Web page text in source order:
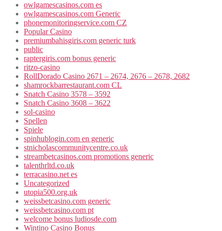
owlgamescasinos.com es
owlgamescasinos.com Generic
phonemonitoringservice.com CZ
Popular Casino
premiumbahisgiris.com generic turk
public
raptergiris.com bonus generic
ritzo-casino
RollDorado Casino 2671 – 2674, 2676 – 2678, 2682
shamrockbarrestaurant.com CL
Snatch Casino 3578 – 3592
Snatch Casino 3608 – 3622
sol-casino
Spellen
Spiele
spinhublogin.com en generic
stnicholascommunitycentre.co.uk
streambetcasinos.com promotions generic
talenthrltd.co.uk
terracasino.net es
Uncategorized
utopia500.org.uk
weissbetcasino.com generic
weissbetcasino.com pt
welcome bonus ludiosde.com
Wintino Casino Bonus